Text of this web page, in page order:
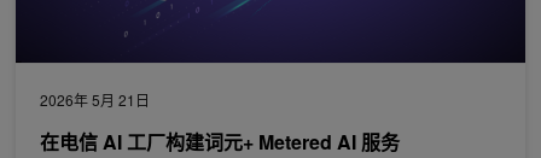
2026年 5月 21日
在电信 AI 工厂构建词元+ Metered AI 服务